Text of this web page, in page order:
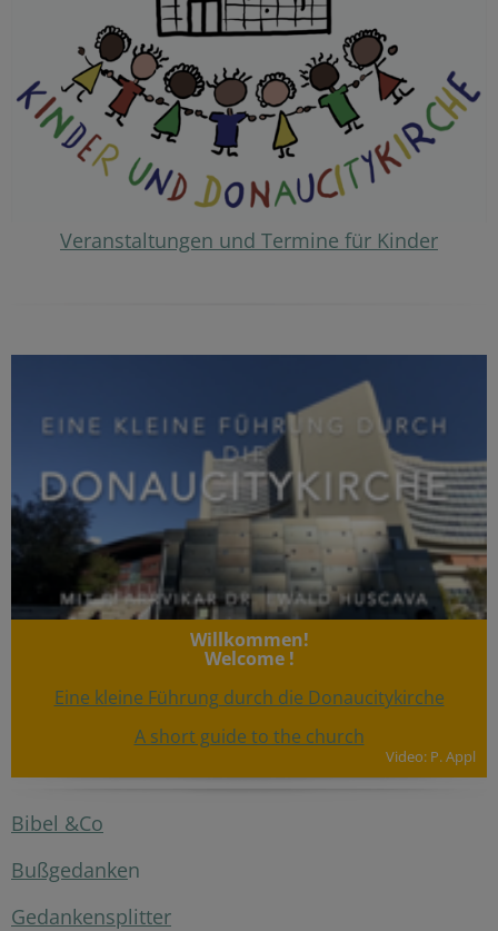
Veranstaltungen und Termine für Kinder
Willkommen!
Welcome !
Eine kleine Führung durch die Donaucitykirche
A short guide to the church
Video: P. Appl
Bibel &Co
Bußgedanken
Gedankensplitter